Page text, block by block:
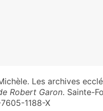
Les archives
Robert Garon. Sainte-
1188-X